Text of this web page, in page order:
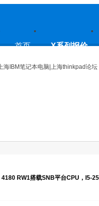
首页 X系列报价
IBM笔记本电脑|上海thinkpad论坛
RW1搭载SNB平台CPU，I5-